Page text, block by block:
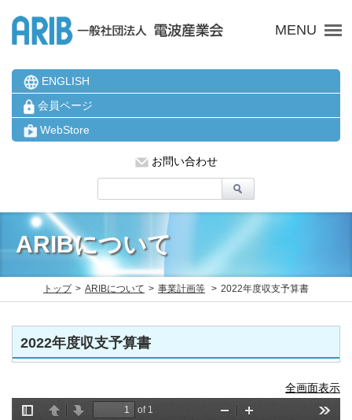
MENU
ENGLISH
会員ページ
WebStore
お問い合わせ
ARIBについて
トップ ARIBについて 事業計画等 2022年度収支予算書
2022年度収支予算書
全画面表示